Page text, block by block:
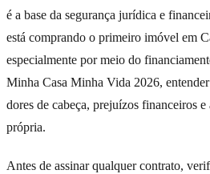
é a base da segurança jurídica e
está comprando o primeiro imóvel em
especialmente por meio do
Minha Casa Minha Vida 2026,
dores de cabeça, prejuízos financeiros e
própria.
Antes de assinar qualquer contrato,